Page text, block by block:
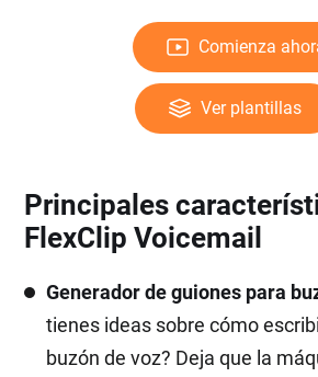
Comienza
Ver plantillas
Principales
FlexClip Voicemail
Generador de guiones para
tienes ideas sobre cómo
buzón de voz? Deja que la